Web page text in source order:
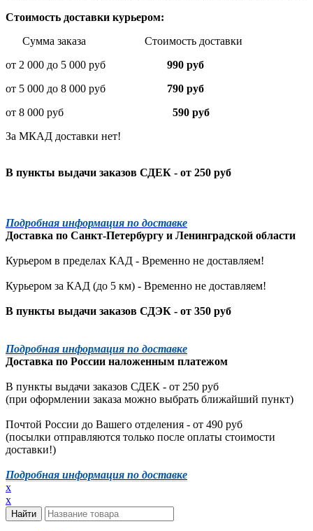
Стоимость доставки курьером:
Сумма заказа Стоимость доставки
от 2 000 до 5 000 руб
990 руб
от 5 000 до 8 000 руб 790 руб
от 8 000 руб 590 руб
За МКАД доставки нет!
В пункты выдачи заказов СДЕК - от 250 руб
Подробная информация по доставке
Доставка по Санкт-Петербургу и Ленинградской области
Курьером в пределах КАД - Временно не доставляем!
Курьером за КАД (до 5 км) - Временно не доставляем!
В пункты выдачи заказов СДЭК - от 350 руб
Подробная информация по доставке
Доставка по России наложенным платежом
В пункты выдачи заказов СДЕК - от 250 руб
(при оформлении заказа можно выбрать ближайший пункт)
Почтой России до Вашего отделения - от 490 руб
(посылки отправляются только после оплаты стоимости
доставки!)
Подробная информация по доставке
x
x